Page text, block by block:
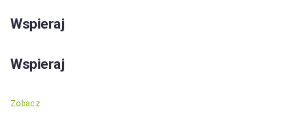
Wspieraj
Wspieraj
Zobacz